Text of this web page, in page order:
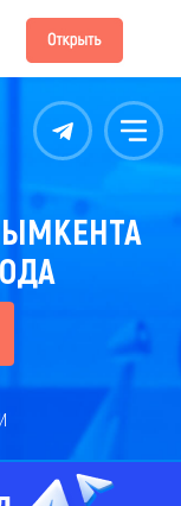
Контакты Меню